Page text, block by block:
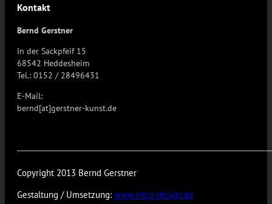
Kontakt
Bernd Gerstner
In der Sackpfeif 15
68542 Heddesheim
Tel.: 0152 / 28496431
E-Mail:
bernd[at]gerstner-kunst.de
Copyright 2013 Bernd Gerstner
Gestaltung / Umsetzung: www.intro-design.de